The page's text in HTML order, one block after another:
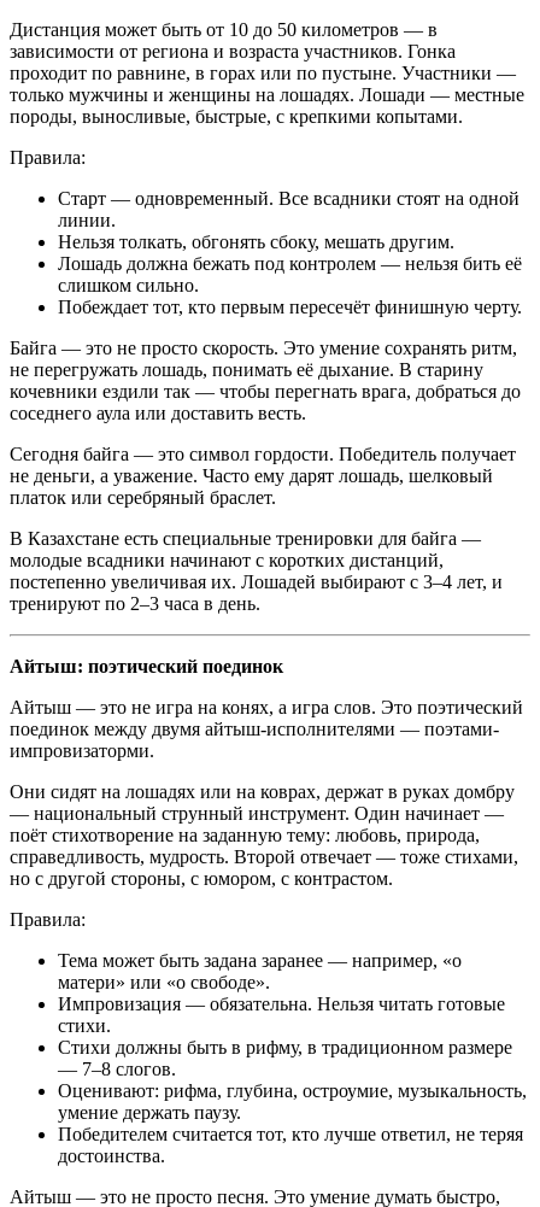
Дистанция может быть от 10 до 50 километров — в
зависимости от региона и возраста участников. Гонка
проходит по равнине, в горах или по пустыне. Участники —
только мужчины и женщины на лошадях. Лошади — местные
породы, выносливые, быстрые, с крепкими копытами.
Правила:
Старт — одновременный. Все всадники стоят на одной
линии.
Нельзя толкать, обгонять сбоку, мешать другим.
Лошадь должна бежать под контролем — нельзя бить её
слишком сильно.
Побеждает тот, кто первым пересечёт финишную черту.
Байга — это не просто скорость. Это умение сохранять ритм,
не перегружать лошадь, понимать её дыхание. В старину
кочевники ездили так — чтобы перегнать врага, добраться до
соседнего аула или доставить весть.
Сегодня байга — это символ гордости. Победитель получает
не деньги, а уважение. Часто ему дарят лошадь, шелковый
платок или серебряный браслет.
В Казахстане есть специальные тренировки для байга —
молодые всадники начинают с коротких дистанций,
постепенно увеличивая их. Лошадей выбирают с 3–4 лет, и
тренируют по 2–3 часа в день.
Айтыш: поэтический поединок
Айтыш — это не игра на конях, а игра слов. Это поэтический
поединок между двумя айтыш-исполнителями — поэтами-
импровизаторми.
Они сидят на лошадях или на коврах, держат в руках домбру
— национальный струнный инструмент. Один начинает —
поёт стихотворение на заданную тему: любовь, природа,
справедливость, мудрость. Второй отвечает — тоже стихами,
но с другой стороны, с юмором, с контрастом.
Правила:
Тема может быть задана заранее — например, «о
матери» или «о свободе».
Импровизация — обязательна. Нельзя читать готовые
стихи.
Стихи должны быть в рифму, в традиционном размере
— 7–8 слогов.
Оценивают: рифма, глубина, остроумие, музыкальность,
умение держать паузу.
Победителем считается тот, кто лучше ответил, не теряя
достоинства.
Айтыш — это не просто песня. Это умение думать быстро,